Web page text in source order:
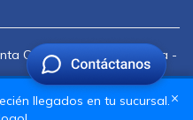
Catalina La Victoria Lima -
llegados en tu sucursal.×